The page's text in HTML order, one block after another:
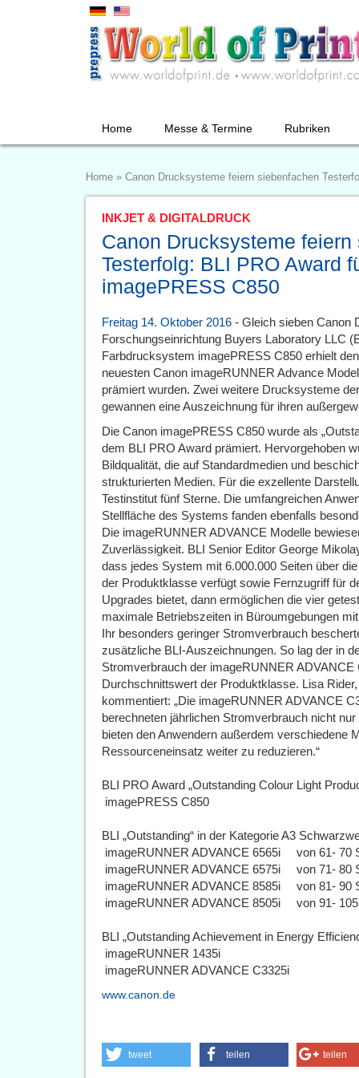
Home Messe & Termine Rubriken
Home » Canon Drucksysteme feiern siebenfachen
INKJET & DIGITALDRUCK
Canon Drucksysteme feiern
Testerfolg: BLI PRO Award
imagePRESS C850
Freitag 14. Oktober 2016 - Gleich sieben Canon
Forschungseinrichtung Buyers Laboratory LLC
Farbdrucksystem imagePRESS C850 erhielt
neuesten Canon imageRUNNER Advance
prämiert wurden. Zwei weitere Drucksysteme
gewannen eine Auszeichnung für ihren
Die Canon imagePRESS C850 wurde als
dem BLI PRO Award prämiert. Hervorgehoben
Bildqualität, die auf Standardmedien und
strukturierten Medien. Für die exzellente
Testinstitut fünf Sterne. Die umfangreichen
Stellfläche des Systems fanden ebenfalls
Die imageRUNNER ADVANCE Modelle
Zuverlässigkeit. BLI Senior Editor George
dass jedes System mit 6.000.000 Seiten über
der Produktklasse verfügt sowie Fernzugriff für
Upgrades bietet, dann ermöglichen die vier
maximale Betriebszeiten in Büroumgebungen
Ihr besonders geringer Stromverbrauch
zusätzliche BLI-Auszeichnungen. So lag der in
Stromverbrauch der imageRUNNER
Durchschnittswert der Produktklasse. Lisa
kommentiert: „Die imageRUNNER ADVANCE
berechneten jährlichen Stromverbrauch nicht
bieten den Anwendern außerdem verschiedene
Ressourceneinsatz weiter zu reduzieren.“
BLI PRO Award „Outstanding Colour Light
 imagePRESS C850
BLI „Outstanding“ in der Kategorie A3
 imageRUNNER ADVANCE 6565i von 61- 70
 imageRUNNER ADVANCE 6575i von 71- 80
 imageRUNNER ADVANCE 8585i von 81- 90
 imageRUNNER ADVANCE 8505i von 91-
BLI „Outstanding Achievement in Energy
 imageRUNNER 1435i
 imageRUNNER ADVANCE C3325i
www.canon.de
tweet teilen teilen